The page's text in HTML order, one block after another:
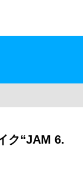
ク“JAM 6.